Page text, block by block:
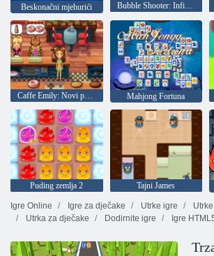
Beskonačni mjehurići Bubble Shooter: Infinity
Caffe Emily: Novi početak Mahjong Fortuna
Puding zemlja 2 Tajni James
Igre Online
Igre za dječake Utrke igre
Utrka za dječake
Dodirnite igre Igre